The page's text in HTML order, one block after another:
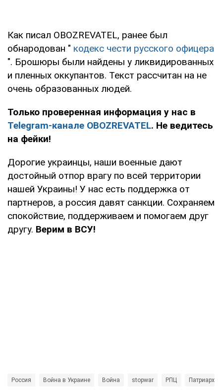
Как писал OBOZREVATEL, ранее был
обнародован " кодекс чести русского офицера
". Брошюры были найдены у ликвидированных
и пленных оккупантов. Текст рассчитан на не
очень образованных людей.
Только проверенная информация у нас в
Telegram-канале OBOZREVATEL. Не ведитесь
на фейки!
Дорогие украинцы, наши военные дают
достойный отпор врагу по всей территории
нашей Украины! У нас есть поддержка от
партнеров, а россия давят санкции. Сохраняем
спокойствие, поддерживаем и помогаем друг
другу. Верим в ВСУ!
Россия Война в Украине Война stopwar РПЦ Патриарх